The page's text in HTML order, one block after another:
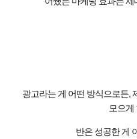
광고라는 게 어떤 방식으로든,
모으게
반은 성공한 게